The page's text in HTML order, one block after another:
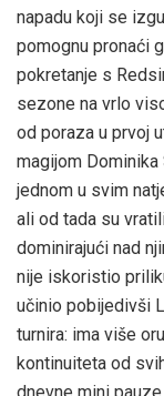
napadu koji se
pomognu pronaći
pokretanje s
sezone na vrlo
od poraza u prvoj
magijom
jednom u svim
ali od tada su
dominirajući nad
nije iskoristio
učinio pobijedivši
turnira: ima više
kontinuiteta od
dnevne mini